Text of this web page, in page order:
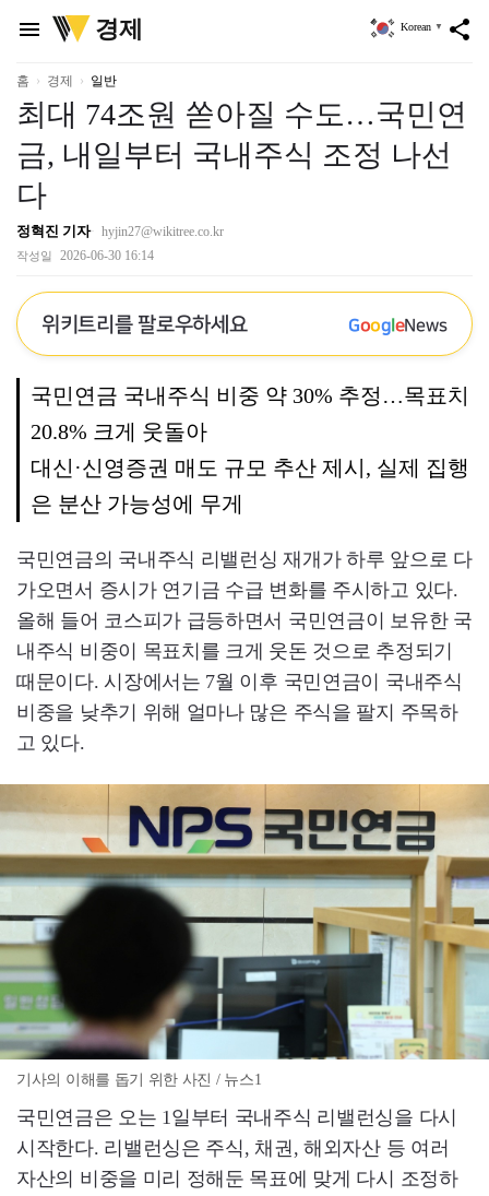
menu
위
키
리
경제 share
Korean ▼
홈 경제 일반
최대 74조원 쏟아질 수도…국민연
금, 내일부터 국내주식 조정 나선
다
정혁진 기자 hyjin27@wikitree.co.kr
작성일 2026-06-30 16:14
위키트리를 팔로우하세요 GoogleNews
국민연금 국내주식 비중 약 30% 추정…목표치
20.8% 크게 웃돌아
대신·신영증권 매도 규모 추산 제시, 실제 집행
은 분산 가능성에 무게
국민연금의 국내주식 리밸런싱 재개가 하루 앞으로 다
가오면서 증시가 연기금 수급 변화를 주시하고 있다.
올해 들어 코스피가 급등하면서 국민연금이 보유한 국
내주식 비중이 목표치를 크게 웃돈 것으로 추정되기
때문이다. 시장에서는 7월 이후 국민연금이 국내주식
비중을 낮추기 위해 얼마나 많은 주식을 팔지 주목하
고 있다.
기사의 이해를 돕기 위한 사진 / 뉴스1
국민연금은 오는 1일부터 국내주식 리밸런싱을 다시
시작한다. 리밸런싱은 주식, 채권, 해외자산 등 여러
자산의 비중을 미리 정해둔 목표에 맞게 다시 조정하